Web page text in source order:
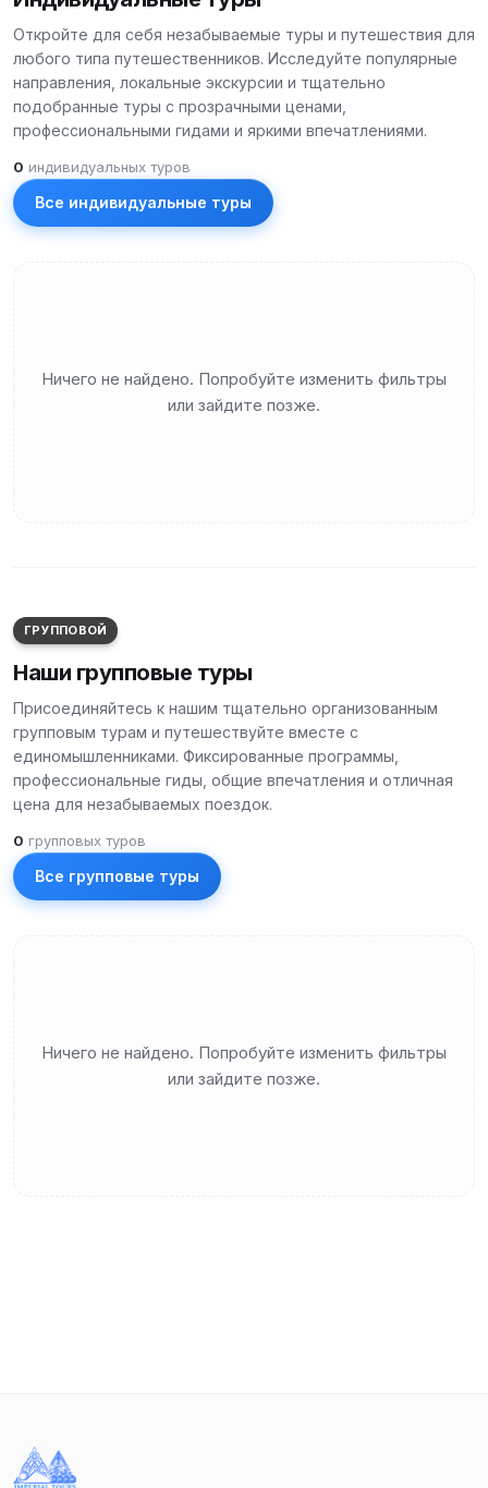
Откройте для себя незабываемые туры и путешествия для
любого типа путешественников. Исследуйте популярные
направления, локальные экскурсии и тщательно
подобранные туры с прозрачными ценами,
профессиональными гидами и яркими впечатлениями.
0 индивидуальных туров
Все индивидуальные туры
Ничего не найдено. Попробуйте изменить фильтры
или зайдите позже.
ГРУППОВОЙ
Наши групповые туры
Присоединяйтесь к нашим тщательно организованным
групповым турам и путешествуйте вместе с
единомышленниками. Фиксированные программы,
профессиональные гиды, общие впечатления и отличная
цена для незабываемых поездок.
0 групповых туров
Все групповые туры
Ничего не найдено. Попробуйте изменить фильтры
или зайдите позже.